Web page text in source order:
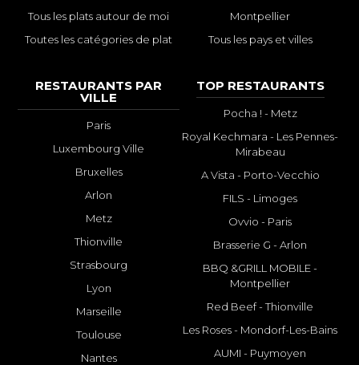
Tous les plats autour de moi
Toutes les catégories de plat
Montpellier
Tous les pays et villes
RESTAURANTS PAR
VILLE
Paris
Luxembourg Ville
Bruxelles
Arlon
Metz
Thionville
Strasbourg
Lyon
Marseille
Toulouse
Nantes
TOP RESTAURANTS
Pocha ! - Metz
Royal Kechmara - Les Pennes-
Mirabeau
A Vista - Porto-Vecchio
FILS - Limoges
Ovvio - Paris
Brasserie G - Arlon
BBQ &GRILL MOBILE -
Montpellier
Red Beef - Thionville
Les Roses - Mondorf-Les-Bains
AUMI - Puymoyen